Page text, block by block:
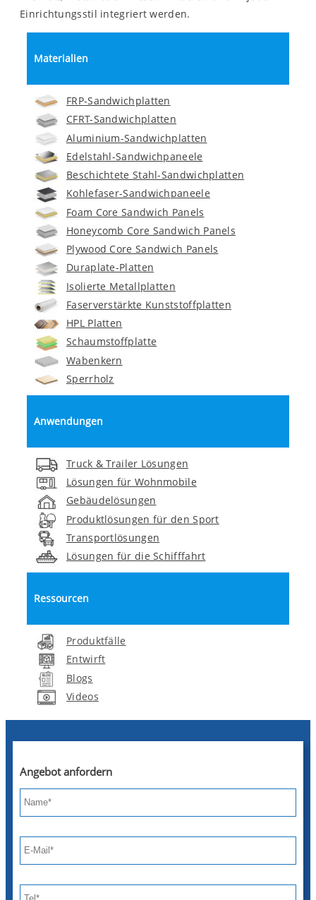
Einrichtungsstil integriert werden.
Materialien
FRP-Sandwichplatten
CFRT-Sandwichplatten
Aluminium-Sandwichplatten
Edelstahl-Sandwichpaneele
Beschichtete Stahl-Sandwichplatten
Kohlefaser-Sandwichpaneele
Foam Core Sandwich Panels
Honeycomb Core Sandwich Panels
Plywood Core Sandwich Panels
Duraplate-Platten
Isolierte Metallplatten
Faserverstärkte Kunststoffplatten
HPL Platten
Schaumstoffplatte
Wabenkern
Sperrholz
Anwendungen
Truck & Trailer Lösungen
Lösungen für Wohnmobile
Gebäudelösungen
Produktlösungen für den Sport
Transportlösungen
Lösungen für die Schifffahrt
Ressourcen
Produktfälle
Entwirft
Blogs
Videos
Angebot anfordern